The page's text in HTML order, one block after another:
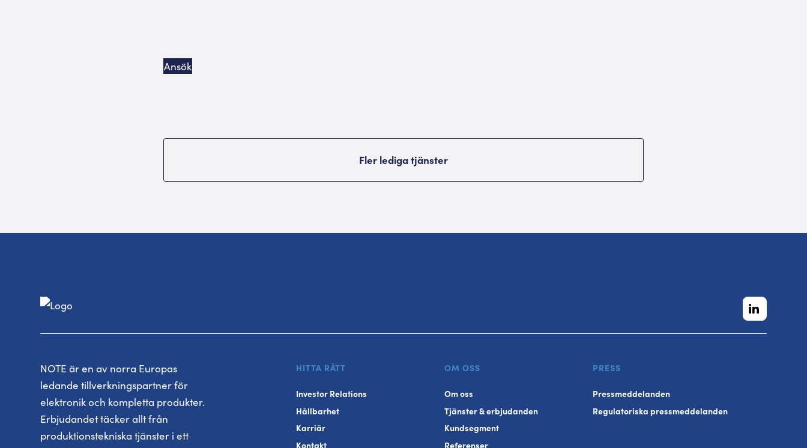
Ansök
Fler lediga tjänster
NOTE är en av norra Europas
ledande tillverkningspartner för
elektronik och kompletta produkter.
Erbjudandet täcker allt från
produktionstekniska tjänster i ett
HITTA RÄTT
Investor Relations
Hållbarhet
Karriär
Kontakt
OM OSS
Om oss
Tjänster & erbjudanden
Kundsegment
Referenser
PRESS
Pressmeddelanden
Regulatoriska pressmeddelanden